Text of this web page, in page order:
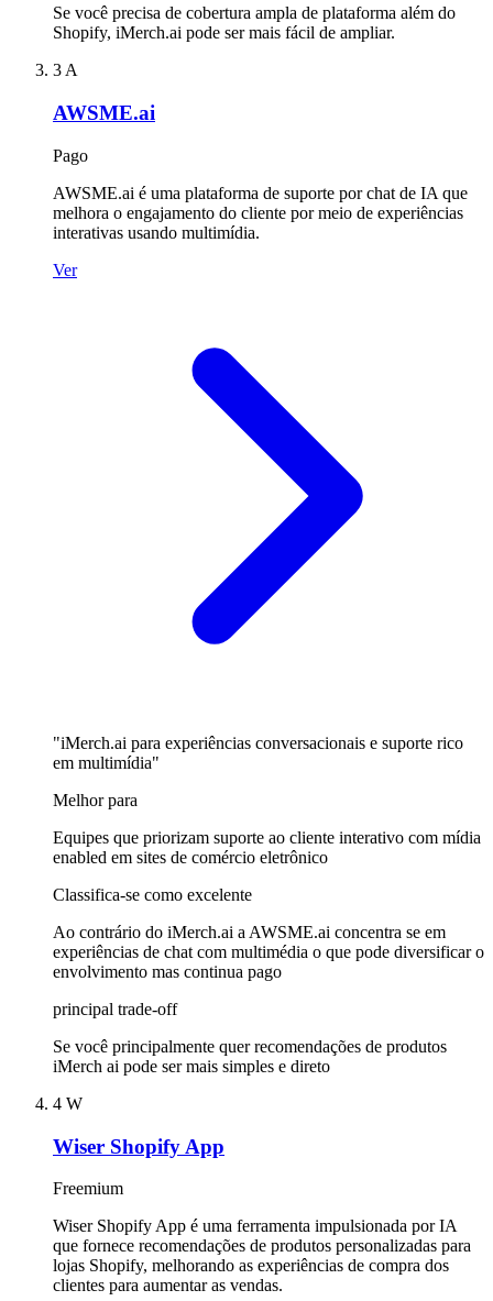
Se você precisa de cobertura ampla de plataforma além do
Shopify, iMerch.ai pode ser mais fácil de ampliar.
3 A
AWSME.ai
Pago
AWSME.ai é uma plataforma de suporte por chat de IA que
melhora o engajamento do cliente por meio de experiências
interativas usando multimídia.
Ver
"iMerch.ai para experiências conversacionais e suporte rico
em multimídia"
Melhor para
Equipes que priorizam suporte ao cliente interativo com mídia
enabled em sites de comércio eletrônico
Classifica-se como excelente
Ao contrário do iMerch.ai a AWSME.ai concentra se em
experiências de chat com multimédia o que pode diversificar o
envolvimento mas continua pago
principal trade-off
Se você principalmente quer recomendações de produtos
iMerch ai pode ser mais simples e direto
4 W
Wiser Shopify App
Freemium
Wiser Shopify App é uma ferramenta impulsionada por IA
que fornece recomendações de produtos personalizadas para
lojas Shopify, melhorando as experiências de compra dos
clientes para aumentar as vendas.